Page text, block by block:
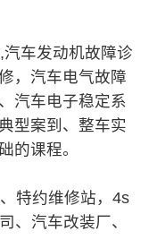
车发动机故障诊
，汽车电气故障
汽车电子稳定系
型案到、整车实
的课程。
特约维修站，4s
、汽车改装厂、